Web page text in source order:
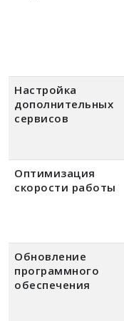
Настройка
дополнительных
сервисов
Оптимизация
скорости работы
Обновление
программного
обеспечения